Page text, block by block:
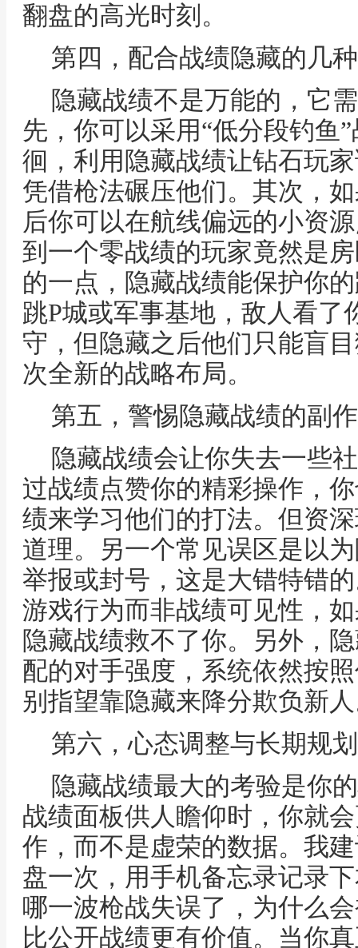
翻盘的高光时刻。
第四，配合战绩隐藏的几
隐藏战绩不是万能的，它
先，你可以采用“低分段钓鱼
徊，利用隐藏战绩让钻石玩
凭借枪法碾压他们。其次，
后你可以在航线偏远的小资
到一个零战绩的玩家竟然是
的一点，隐藏战绩能保护你
跳P城或军事基地，敌人看了
守，但隐藏之后他们只能盲
次全新的战略布局。
第五，警惕隐藏战绩的副
隐藏战绩会让你失去一些
过战绩点赞你的精彩操作，
绩来学习他们的打法。但资
道理。另一个常见误区是以
举报或封号，这是大错特错
游戏行为而非战绩可见性，
隐藏战绩救不了你。另外，
配的对手强度，系统依然按
别指望靠隐藏来降分欺负新
第六，心态调整与长期规
隐藏战绩最大的考验是你
战绩面板供人瞻仰时，你就
作，而不是虚荣的数据。我
盘一次，用手机备忘录记录
哪一波枪战失误了，为什么
比公开战绩更有价值。当你